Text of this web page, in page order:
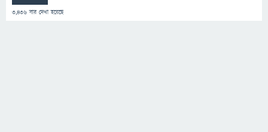
3,436 বার দেখা হয়েছে